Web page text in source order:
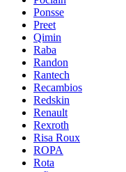
Ponsse
Preet
Qimin
Raba
Randon
Rantech
Recambios
Redskin
Renault
Rexroth
Risa Roux
ROPA
Rota